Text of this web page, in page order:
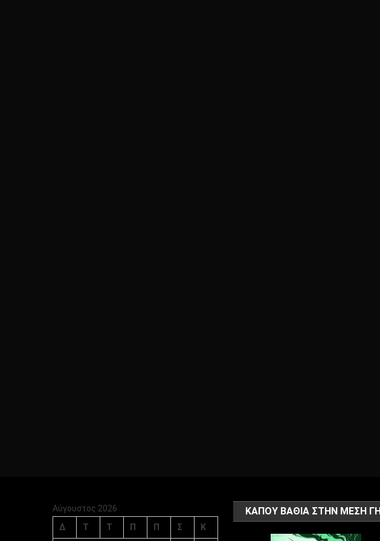
Αύγουστος 2026
Δ
Τ Τ Π Π Σ Κ
ΚΑΠΟΥ ΒΑΘΙΑ ΣΤΗΝ ΜΕΣΗ ΓΗ